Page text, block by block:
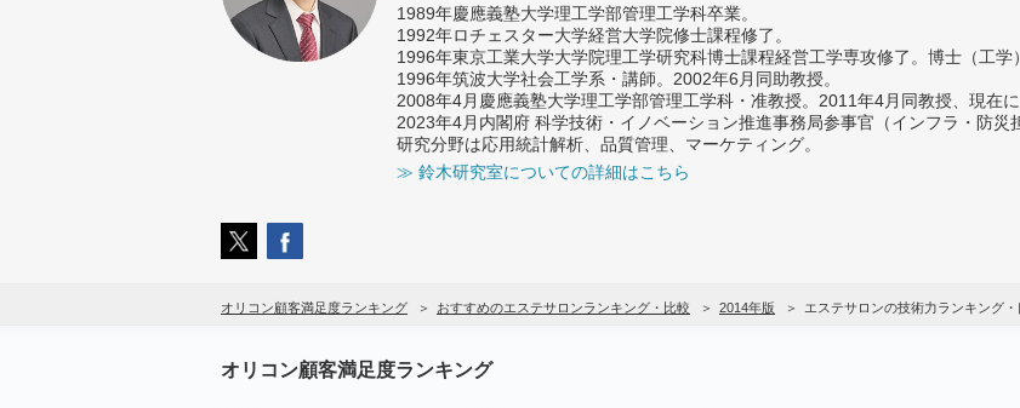
1989年慶應義塾大学理工学部管理工学科卒業。
1992年ロチェスター大学経営大学院修士課程修了。
1996年東京工業大学大学院理工学研究科博士課程経営工学専攻修了。博士（工学
1996年筑波大学社会工学系・講師。2002年6月同助教授。
2008年4月慶應義塾大学理工学部管理工学科・准教授。2011年4月同教授、現在に
2023年4月内閣府 科学技術・イノベーション推進事務局参事官（インフラ・防災
研究分野は応用統計解析、品質管理、マーケティング。
≫ 鈴木研究室についての詳細はこちら
オリコン顧客満足度ランキング おすすめのエステサロンランキング・比較 2014年版 エステサロンの技術力ランキング
オリコン顧客満足度ランキング